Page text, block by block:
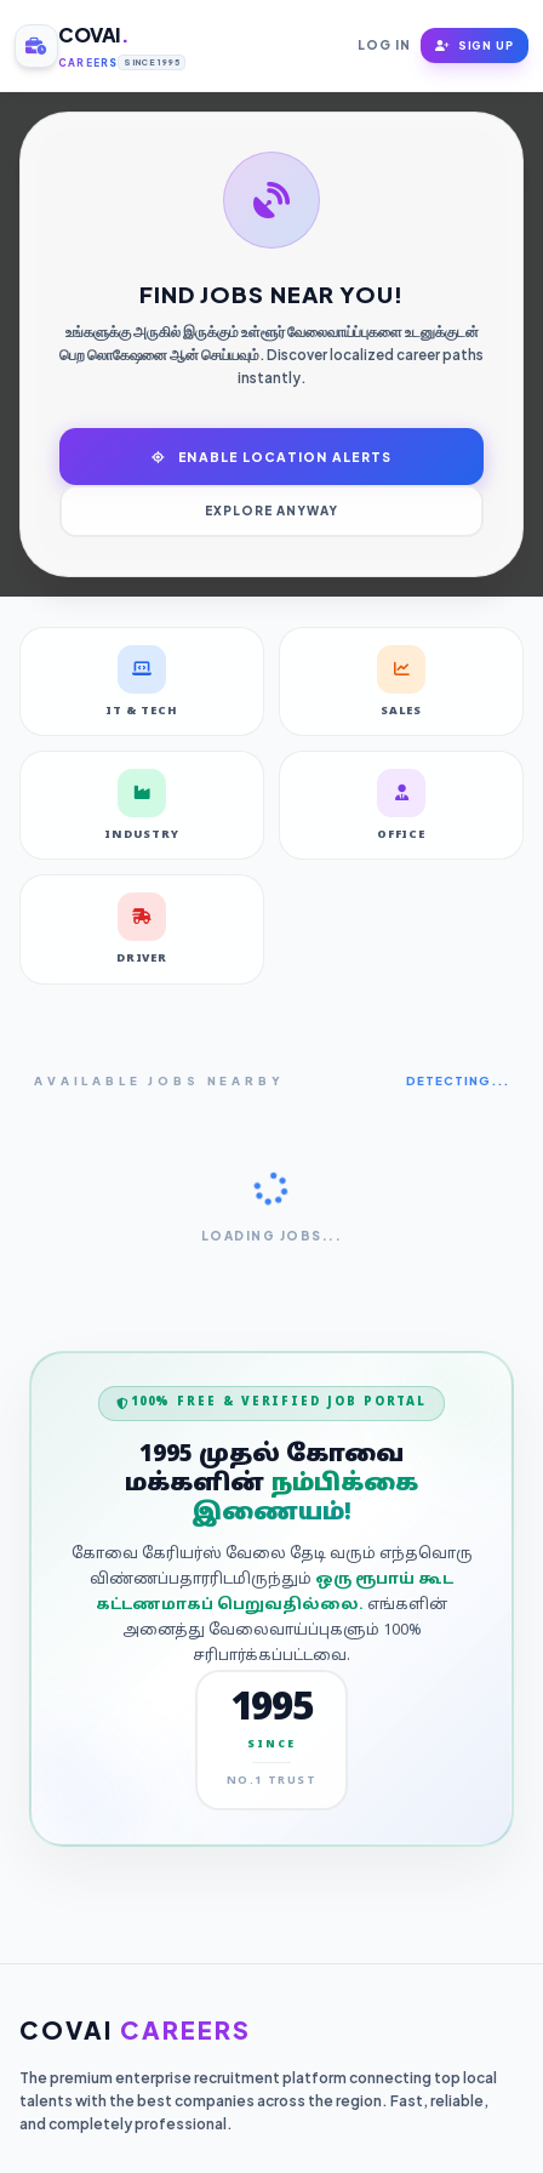
COVAI.
CAREERS SINCE 1995
LOG IN SIGN UP
FIND JOBS NEAR YOU!
உங்களுக்கு அருகில் இருக்கும் உள்ளூர் வேலைவாய்ப்புகளை உடனுக்குடன்
பெற லொகேஷனை ஆன் செய்யவும். Discover localized career paths
instantly.
ENABLE LOCATION ALERTS
EXPLORE ANYWAY
கோவை மக்களின்
வேலை தேடல்
முனையம்.
IT & TECH SALES
INDUSTRY OFFICE
DRIVER
AVAILABLE JOBS NEARBY DETECTING...
LOADING JOBS...
100% FREE & VERIFIED JOB PORTAL
1995 முதல் கோவை
மக்களின் நம்பிக்கை
இணையம்!
கோவை கேரியர்ஸ் வேலை தேடி வரும் எந்தவொரு
விண்ணப்பதாரரிடமிருந்தும் ஒரு ரூபாய் கூட
கட்டணமாகப் பெறுவதில்லை. எங்களின்
அனைத்து வேலைவாய்ப்புகளும் 100%
சரிபார்க்கப்பட்டவை.
1995
SINCE
NO.1 TRUST
COVAI CAREERS
The premium enterprise recruitment platform connecting top local
talents with the best companies across the region. Fast, reliable,
and completely professional.